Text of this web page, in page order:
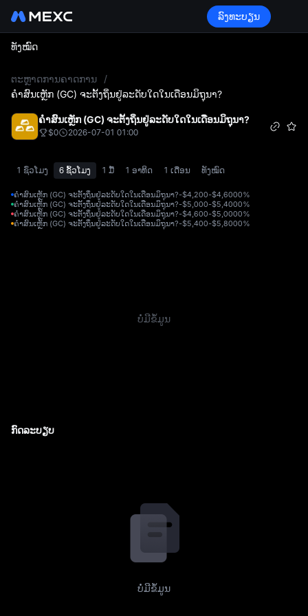
ລົງທະບຽນ
ທັງໝົດ
ຕະຫຼາດການຄາດການ
/
ຄຳສົນເຫຼັກ (GC) ຈະຕັ້ງຖິ່ນຢູ່ລະດັບໃດໃນເດືອນມິຖຸນາ?
ຄຳສົນເຫຼັກ (GC) ຈະຕັ້ງຖິ່ນຢູ່ລະດັບໃດໃນເດືອນມິຖຸນາ?
$0 2026-07-01 01:00
1 ຊົ່ວໂມງ 6 ຊົ້ວໂມງ 1 ມື້ 1 ອາທິດ 1 ເດືອນ ທັງໝົດ
ຄຳສົນເຫຼັກ (GC) ຈະຕັ້ງຖິ່ນຢູ່ລະດັບໃດໃນເດືອນມິຖຸນາ?-$4,200-$4,6000%
ຄຳສົນເຫຼັກ (GC) ຈະຕັ້ງຖິ່ນຢູ່ລະດັບໃດໃນເດືອນມິຖຸນາ?-$5,000-$5,4000%
ຄຳສົນເຫຼັກ (GC) ຈະຕັ້ງຖິ່ນຢູ່ລະດັບໃດໃນເດືອນມິຖຸນາ?-$4,600-$5,0000%
ຄຳສົນເຫຼັກ (GC) ຈະຕັ້ງຖິ່ນຢູ່ລະດັບໃດໃນເດືອນມິຖຸນາ?-$5,400-$5,8000%
ບໍ່ມີຂໍ້ມູນ
ກົດລະບຽບ
ບໍ່ມີຂໍ້ມູນ